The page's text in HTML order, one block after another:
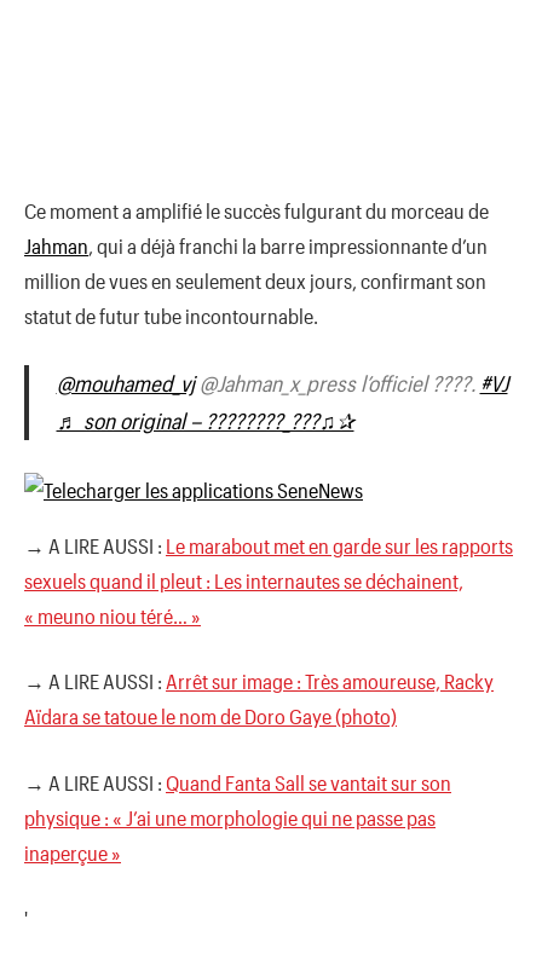
Ce moment a amplifié le succès fulgurant du morceau de
Jahman, qui a déjà franchi la barre impressionnante d’un
million de vues en seulement deux jours, confirmant son
statut de futur tube incontournable.
@mouhamed_vj@Jahman_x_press l’officiel ????. #VJ
♬ son original – ????????_???♫✰
→ A LIRE AUSSI : Le marabout met en garde sur les rapports
sexuels quand il pleut : Les internautes se déchainent,
« meuno niou téré… »
→ A LIRE AUSSI : Arrêt sur image : Très amoureuse, Racky
Aïdara se tatoue le nom de Doro Gaye (photo)
→ A LIRE AUSSI : Quand Fanta Sall se vantait sur son
physique : « J’ai une morphologie qui ne passe pas
inaperçue »
'